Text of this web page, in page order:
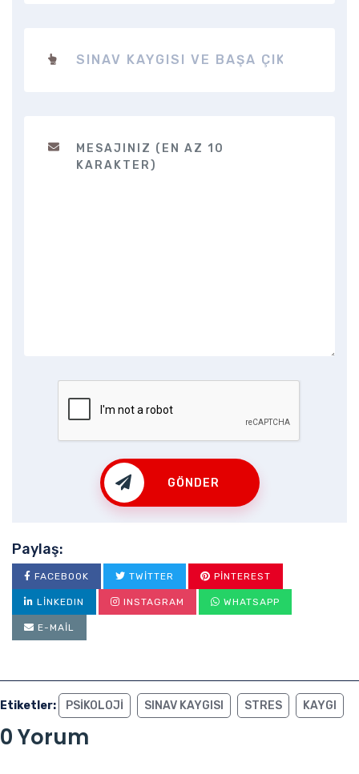
GÖNDER
Paylaş:
FACEBOOK TWITTER PINTEREST
LINKEDIN INSTAGRAM WHATSAPP
E-MAIL
Etiketler: PSIKOLOJI SINAV KAYGISI STRES KAYGI
0 Yorum